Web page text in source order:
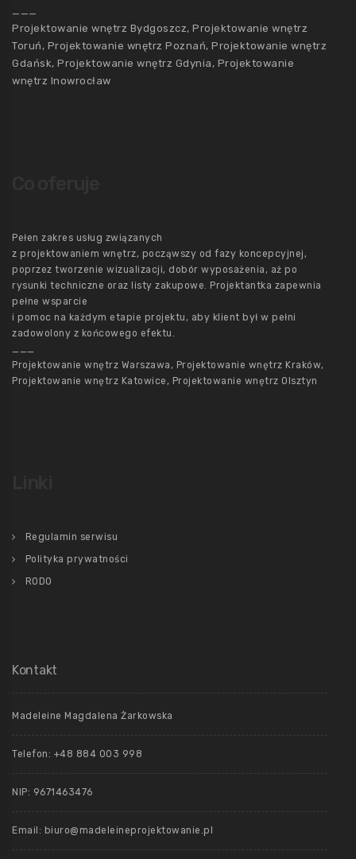
Projektowanie wnętrz Bydgoszcz, Projektowanie wnętrz
Toruń, Projektowanie wnętrz Poznań, Projektowanie wnętrz
Gdańsk, Projektowanie wnętrz Gdynia, Projektowanie
wnętrz Inowrocław
Pełen zakres usług związanych
z projektowaniem wnętrz, począwszy od fazy koncepcyjnej,
poprzez tworzenie wizualizacji, dobór wyposażenia, aż po
rysunki techniczne oraz listy zakupowe. Projektantka zapewnia
pełne wsparcie
i pomoc na każdym etapie projektu, aby klient był w pełni
zadowolony z końcowego efektu.
Projektowanie wnętrz Warszawa, Projektowanie wnętrz Kraków,
Projektowanie wnętrz Katowice, Projektowanie wnętrz Olsztyn
Regulamin serwisu
Polityka prywatności
RODO
Kontakt
Madeleine Magdalena Żarkowska
Telefon: +48 884 003 998
NIP: 9671463476
Email: biuro@madeleineprojektowanie.pl